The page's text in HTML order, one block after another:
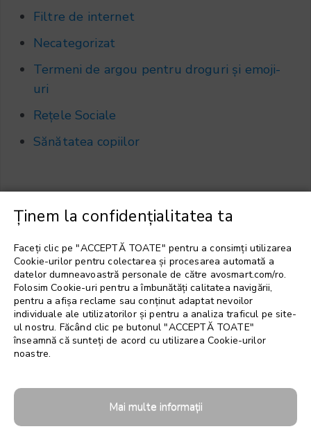
Filtre de internet
Necategorizat
Termeni de argou pentru droguri și emoji-
uri
Rețele Sociale
Sănătatea copiilor
Alegeți o limbă
Ținem la confidențialitatea ta
Faceți clic pe "ACCEPTĂ TOATE" pentru a consimți utilizarea
Cookie-urilor pentru colectarea și procesarea automată a
datelor dumneavoastră personale de către avosmart.com/ro.
Folosim Cookie-uri pentru a îmbunătăți calitatea navigării,
pentru a afișa reclame sau conținut adaptat nevoilor
individuale ale utilizatorilor și pentru a analiza traficul pe site-
ul nostru. Făcând clic pe butonul "ACCEPTĂ TOATE"
înseamnă că sunteți de acord cu utilizarea Cookie-urilor
noastre.
Mai multe informații